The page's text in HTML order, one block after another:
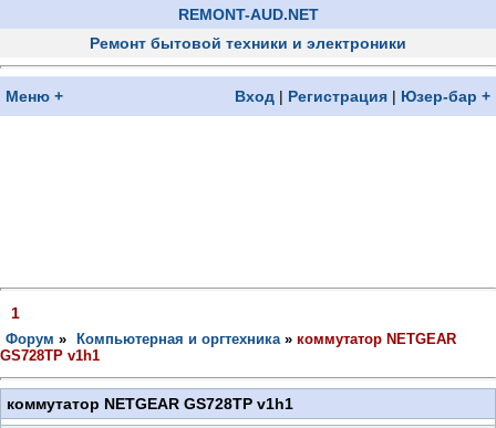
REMONT-AUD.NET
Ремонт бытовой техники и электроники
Меню + Вход | Регистрация | Юзер-бар +
1
Форум » Компьютерная и оргтехника » коммутатор NETGEAR
GS728TP v1h1
коммутатор NETGEAR GS728TP v1h1